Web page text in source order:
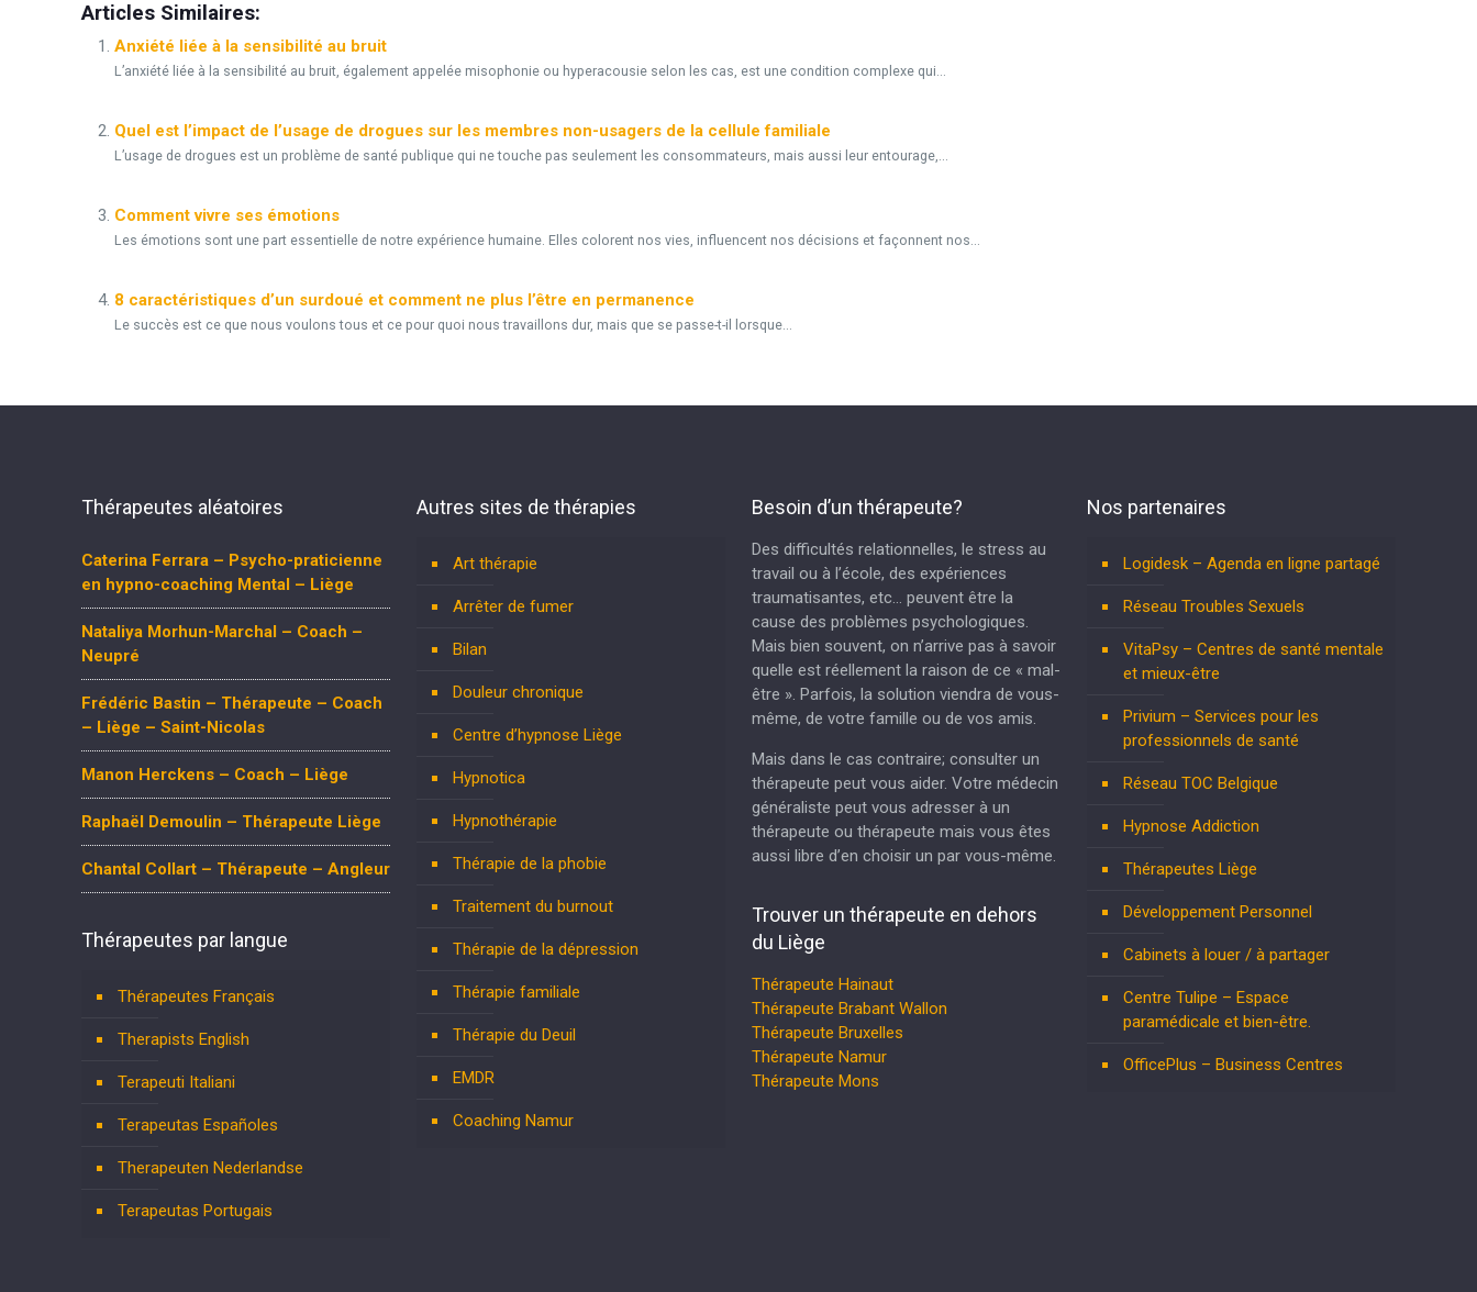
Articles Similaires:
Anxiété liée à la sensibilité au bruit
L’anxiété liée à la sensibilité au bruit, également appelée misophonie ou hyperacousie selon les cas, est une condition complexe qui...
Quel est l’impact de l’usage de drogues sur les membres non-usagers de la cellule familiale
L’usage de drogues est un problème de santé publique qui ne touche pas seulement les consommateurs, mais aussi leur entourage,...
Comment vivre ses émotions
Les émotions sont une part essentielle de notre expérience humaine. Elles colorent nos vies, influencent nos décisions et façonnent nos...
8 caractéristiques d’un surdoué et comment ne plus l’être en permanence
Le succès est ce que nous voulons tous et ce pour quoi nous travaillons dur, mais que se passe-t-il lorsque...
Thérapeutes aléatoires
Caterina Ferrara – Psycho-praticienne
en hypno-coaching Mental – Liège
Nataliya Morhun-Marchal – Coach –
Neupré
Frédéric Bastin – Thérapeute – Coach
– Liège – Saint-Nicolas
Manon Herckens – Coach – Liège
Raphaël Demoulin – Thérapeute Liège
Chantal Collart – Thérapeute – Angleur
Thérapeutes par langue
Thérapeutes Français
Therapists English
Terapeuti Italiani
Terapeutas Españoles
Therapeuten Nederlandse
Terapeutas Portugais
Autres sites de thérapies
Art thérapie
Arrêter de fumer
Bilan
Douleur chronique
Centre d’hypnose Liège
Hypnotica
Hypnothérapie
Thérapie de la phobie
Traitement du burnout
Thérapie de la dépression
Thérapie familiale
Thérapie du Deuil
EMDR
Coaching Namur
Besoin d’un thérapeute?
Des difficultés relationnelles, le stress au
travail ou à l’école, des expériences
traumatisantes, etc… peuvent être la
cause des problèmes psychologiques.
Mais bien souvent, on n’arrive pas à savoir
quelle est réellement la raison de ce « mal-
être ». Parfois, la solution viendra de vous-
même, de votre famille ou de vos amis.
Mais dans le cas contraire; consulter un
thérapeute peut vous aider. Votre médecin
généraliste peut vous adresser à un
thérapeute ou thérapeute mais vous êtes
aussi libre d’en choisir un par vous-même.
Trouver un thérapeute en dehors
du Liège
Thérapeute Hainaut
Thérapeute Brabant Wallon
Thérapeute Bruxelles
Thérapeute Namur
Thérapeute Mons
Nos partenaires
Logidesk – Agenda en ligne partagé
Réseau Troubles Sexuels
VitaPsy – Centres de santé mentale
et mieux-être
Privium – Services pour les
professionnels de santé
Réseau TOC Belgique
Hypnose Addiction
Thérapeutes Liège
Développement Personnel
Cabinets à louer / à partager
Centre Tulipe – Espace
paramédicale et bien-être.
OfficePlus – Business Centres